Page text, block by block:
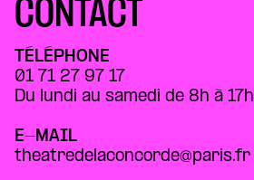
CONTACT
TÉLÉPHONE
01 71 27 97 17
Du lundi au samedi de 8h à 17h
E-MAIL
theatredelaconcorde@paris.fr